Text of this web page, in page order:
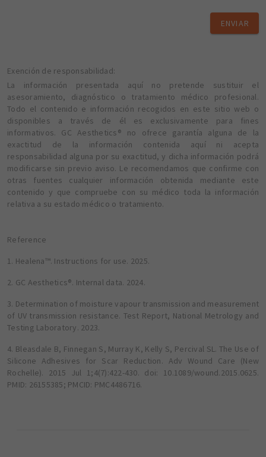
ENVIAR
Exención de responsabilidad:
La información presentada aquí no pretende sustituir el
asesoramiento, diagnóstico o tratamiento médico profesional.
Todo el contenido e información recogidos en este sitio web o
disponibles a través de él es exclusivamente para fines
informativos. GC Aesthetics® no ofrece garantía alguna de la
exactitud de la información contenida aquí ni acepta
responsabilidad alguna por su exactitud, y dicha información podrá
modificarse sin previo aviso. Le recomendamos que confirme con
otras fuentes cualquier información obtenida mediante este
contenido y que compruebe con su médico toda la información
relativa a su estado médico o tratamiento.
Reference
1. Healena™. Instructions for use. 2025.
2. GC Aesthetics®. Internal data. 2024.
3. Determination of moisture vapour transmission and measurement
of UV transmission resistance. Test Report, National Metrology and
Testing Laboratory. 2023.
4. Bleasdale B, Finnegan S, Murray K, Kelly S, Percival SL. The Use of
Silicone Adhesives for Scar Reduction. Adv Wound Care (New
Rochelle). 2015 Jul 1;4(7):422-430. doi: 10.1089/wound.2015.0625.
PMID: 26155385; PMCID: PMC4486716.